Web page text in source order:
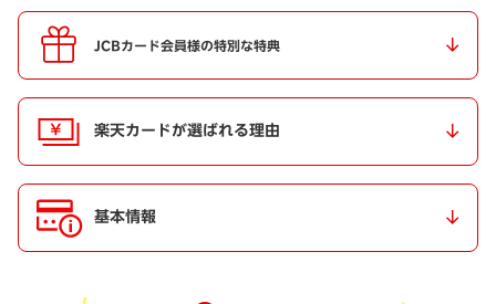
JCBカード会員様の特別な特典
楽天カードが選ばれる理由
基本情報